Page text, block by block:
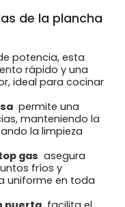
de la plancha
potencia, esta
rápido y una
ideal para cocinar
permite una
manteniendo la
la limpieza
gas asegura
fríos y
uniforme en toda